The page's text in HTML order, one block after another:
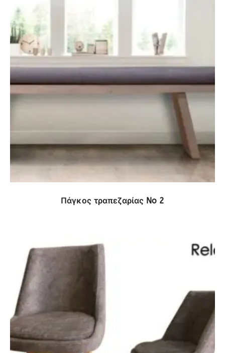
ΔΕΙΤΕ ΤΟ ΠΡΟΪΟΝ
Πάγκος τραπεζαρίας No 2